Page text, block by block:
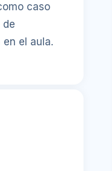
caso
de
el aula.